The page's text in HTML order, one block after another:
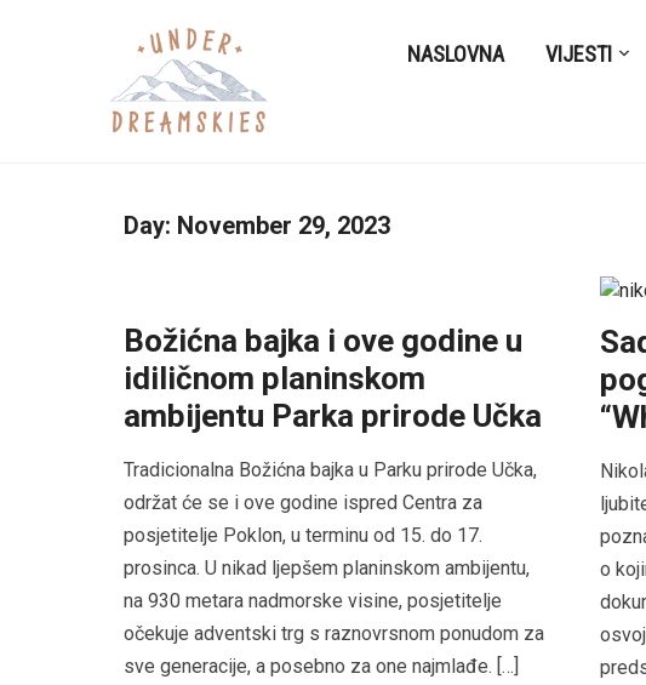
NASLOVNA VIJESTI
Day: November 29, 2023
Božićna bajka i ove godine u
idiličnom planinskom
ambijentu Parka prirode Učka
Tradicionalna Božićna bajka u Parku prirode Učka,
održat će se i ove godine ispred Centra za
posjetitelje Poklon, u terminu od 15. do 17.
prosinca. U nikad ljepšem planinskom ambijentu,
na 930 metara nadmorske visine, posjetitelje
očekuje adventski trg s raznovrsnom ponudom za
sve generacije, a posebno za one najmlađe. […]
o